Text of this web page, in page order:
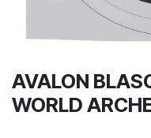
AVALON
WORLD